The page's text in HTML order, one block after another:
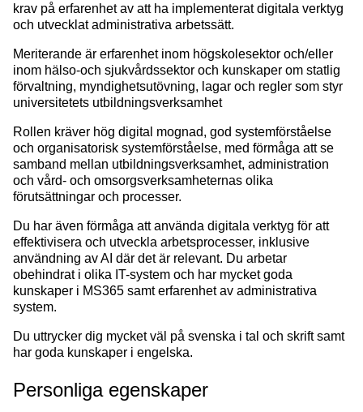
krav på erfarenhet av att ha implementerat digitala verktyg
och utvecklat administrativa arbetssätt.
Meriterande är erfarenhet inom högskolesektor och/eller
inom hälso-och sjukvårdssektor och kunskaper om statlig
förvaltning, myndighetsutövning, lagar och regler som styr
universitetets utbildningsverksamhet
Rollen kräver hög digital mognad, god systemförståelse
och organisatorisk systemförståelse, med förmåga att se
samband mellan utbildningsverksamhet, administration
och vård- och omsorgsverksamheternas olika
förutsättningar och processer.
Du har även förmåga att använda digitala verktyg för att
effektivisera och utveckla arbetsprocesser, inklusive
användning av AI där det är relevant. Du arbetar
obehindrat i olika IT-system och har mycket goda
kunskaper i MS365 samt erfarenhet av administrativa
system.
Du uttrycker dig mycket väl på svenska i tal och skrift samt
har goda kunskaper i engelska.
Personliga egenskaper